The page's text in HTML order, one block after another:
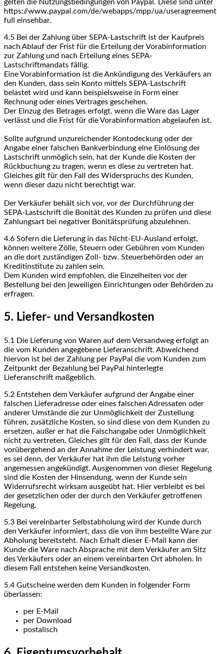
gelten die Nutzungsbedingungen von Paypal. Diese sind unter
https://www.paypal.com/de/webapps/mpp/ua/
full einsehbar.
4.5 Bei der Zahlung über SEPA-Lastschrift ist der Kaufpreis
nach Ablauf der Frist für die Erteilung der Vorabinformation
zur Zahlung und nach Erteilung eines SEPA-
Lastschriftmandats fällig.
Eine Vorabinformation ist die Ankündigung des Verkäufers an
den Kunden, dass sein Konto mittels SEPA-Lastschrift
belastet wird und kann beispielsweise in Form einer
Rechnung oder eines Vertrages geschehen.
Der Einzug des Betrages erfolgt, wenn die Ware das Lager
verlässt und die Frist für die Vorabinformation abgelaufen ist.
Sollte aufgrund unzureichender Kontodeckung oder der
Angabe einer falschen Bankverbindung eine Einlösung der
Lastschrift unmöglich sein, hat der Kunde die Kosten der
Rückbuchung zu tragen, wenn es diese zu vertreten hat.
Gleiches gilt für den Fall des Widerspruchs des Kunden,
wenn dieser dazu nicht berechtigt war.
Der Verkäufer behält sich vor, vor der Durchführung der
SEPA-Lastschrift die Bonität des Kunden zu prüfen und diese
Zahlungsart bei negativer Bonitätsprüfung abzulehnen.
4.6 Sofern die Lieferung in das Nicht-EU-Ausland erfolgt,
können weitere Zölle, Steuern oder Gebühren vom Kunden
an die dort zuständigen Zoll- bzw. Steuerbehörden oder an
Kreditinstitute zu zahlen sein.
Dem Kunden wird empfohlen, die Einzelheiten vor der
Bestellung bei den jeweiligen Einrichtungen oder Behörden zu
erfragen.
5. Liefer- und Versandkosten
5.1 Die Lieferung von Waren auf dem Versandweg erfolgt an
die vom Kunden angegebene Lieferanschrift. Abweichend
hiervon ist bei der Zahlung per PayPal die vom Kunden zum
Zeitpunkt der Bezahlung bei PayPal hinterlegte
Lieferanschrift maßgeblich.
5.2 Entstehen dem Verkäufer aufgrund der Angabe einer
falschen Lieferadresse oder eines falschen Adressaten oder
anderer Umstände die zur Unmöglichkeit der Zustellung
führen, zusätzliche Kosten, so sind diese von dem Kunden zu
ersetzen, außer er hat die Falschangabe oder Unmöglichkeit
nicht zu vertreten. Gleiches gilt für den Fall, dass der Kunde
vorübergehend an der Annahme der Leistung verhindert war,
es sei denn, der Verkäufer hat ihm die Leistung vorher
angemessen angekündigt. Ausgenommen von dieser Regelung
sind die Kosten der Hinsendung, wenn der Kunde sein
Widerrufsrecht wirksam ausgeübt hat. Hier verbleibt es bei
der gesetzlichen oder der durch den Verkäufer getroffenen
Regelung.
5.3 Bei vereinbarter Selbstabholung wird der Kunde durch
den Verkäufer informiert, dass die von ihm bestellte Ware zur
Abholung bereitsteht. Nach Erhalt dieser E-Mail kann der
Kunde die Ware nach Absprache mit dem Verkäufer am Sitz
des Verkäufers oder an einem vereinbarten Ort abholen. In
diesem Fall entstehen keine Versandkosten.
5.4 Gutscheine werden dem Kunden in folgender Form
überlassen:
per E-Mail
per Download
postalisch